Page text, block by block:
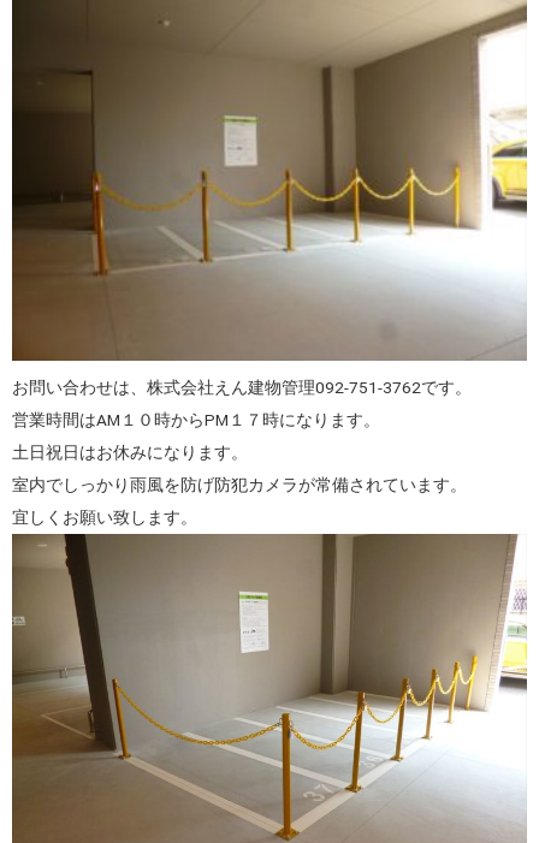
お問い合わせは、株式会社えん建物管理092-751-3762です。
営業時間はAM１０時からPM１７時になります。
土日祝日はお休みになります。
室内でしっかり雨風を防げ防犯カメラが常備されています。
宜しくお願い致します。